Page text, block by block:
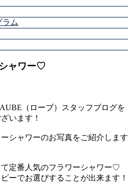
ラム
ャワー♡
（ローブ）スタッフブログを
います！
シャワーのお写真をご紹介します
定番人気のフラワーシャワー♡
ーでお選びすることが出来ます！